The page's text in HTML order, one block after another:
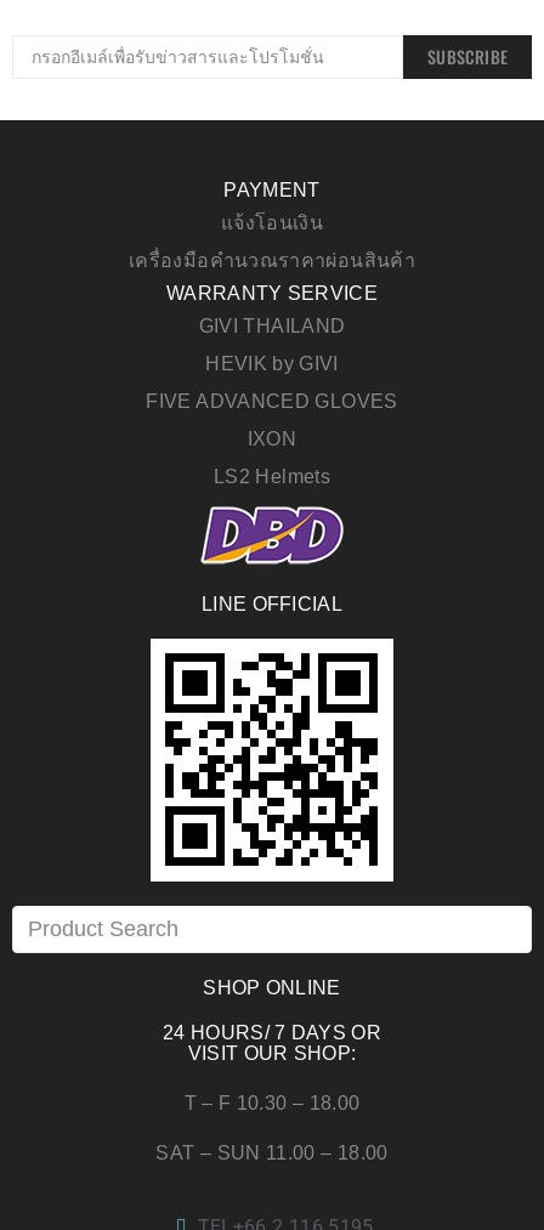
SUBSCRIBE
PAYMENT
แจ้งโอนเงิน
เครื่องมือคำนวณราคาผ่อนสินค้า
WARRANTY SERVICE
GIVI THAILAND
HEVIK by GIVI
FIVE ADVANCED GLOVES
IXON
LS2 Helmets
LINE OFFICIAL
SHOP ONLINE
24 HOURS/ 7 DAYS OR
VISIT OUR SHOP:
T – F 10.30 – 18.00
SAT – SUN 11.00 – 18.00